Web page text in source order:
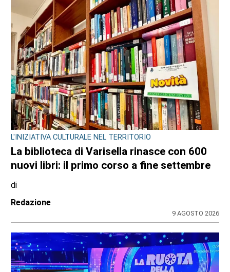
L'INIZIATIVA CULTURALE NEL TERRITORIO
La biblioteca di Varisella rinasce con 600
nuovi libri: il primo corso a fine settembre
di
Redazione
9 AGOSTO 2026